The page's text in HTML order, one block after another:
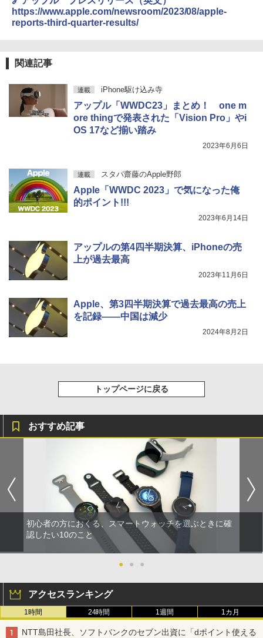
https://www.apple.com/newsroom/2023/08/apple-
reports-third-quarter-results/
関連記事
連載 iPhone駆け込み寺
アップル「WWDC23」まとめ！ one m
ore thingで発表された「Vision Pro」やi
OS 17など揃い踏み
2023年6月6日
連載 スタパ齋藤のApple野郎
Apple「WWDC 2023」で気になった俺
的ポイント!!!
2023年6月14日
アップルの第4四半期決算、iPhoneの売
上が過去最高
2023年11月6日
Apple、第3四半期決算で過去最高の売上
を記録――中国は減少
2024年8月2日
トップページに戻る
おすすめ記事
初心者の方におくる、スマートウォッチを選ぶときに確
認したい10のこと
● ● ●
アクセスランキング
1時間 24時間 1週間 1カ月
NTT島田社長、ソフトバンクのセブン出資に「dポイント使える